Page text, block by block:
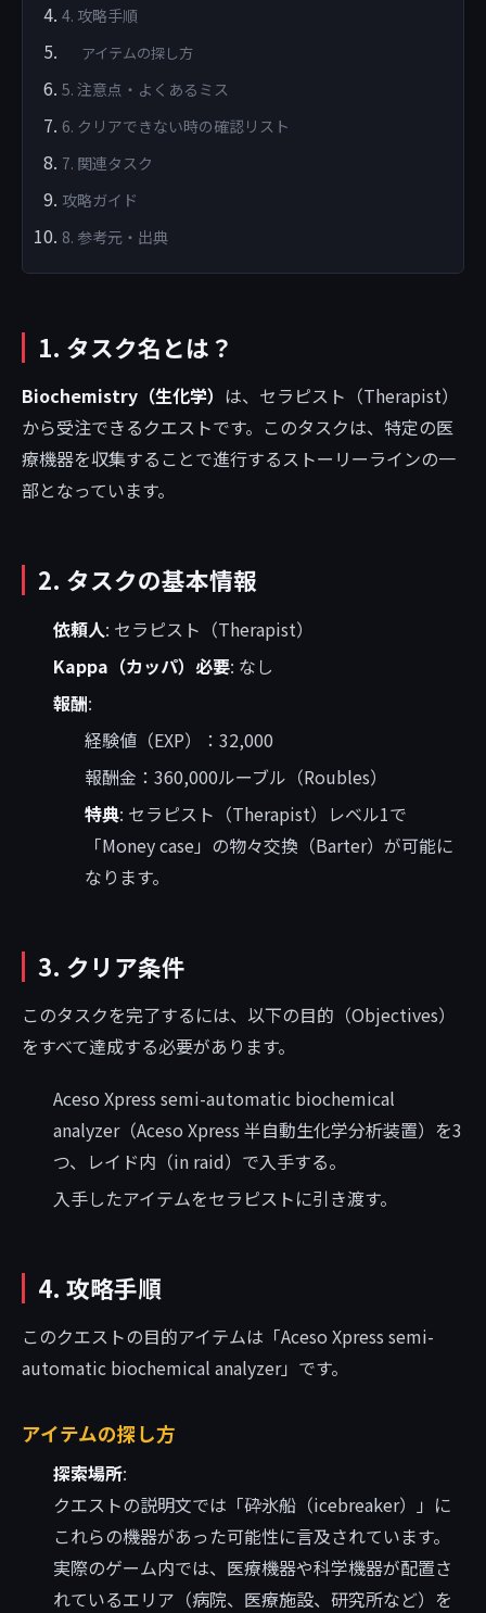
4. 攻略手順
アイテムの探し方
5. 注意点・よくあるミス
6. クリアできない時の確認リスト
7. 関連タスク
攻略ガイド
8. 参考元・出典
1. タスク名とは？
Biochemistry（生化学） は、セラピスト（Therapist）
から受注できるクエストです。このタスクは、特定の医
療機器を収集することで進行するストーリーラインの一
部となっています。
2. タスクの基本情報
依頼人: セラピスト（Therapist）
Kappa（カッパ）必要: なし
報酬:
経験値（EXP）：32,000
報酬金：360,000ルーブル（Roubles）
特典: セラピスト（Therapist）レベル1で
「Money case」の物々交換（Barter）が可能に
なります。
3. クリア条件
このタスクを完了するには、以下の目的（Objectives）
をすべて達成する必要があります。
Aceso Xpress semi-automatic biochemical
analyzer（Aceso Xpress 半自動生化学分析装置）を3
つ、レイド内（in raid）で入手する。
入手したアイテムをセラピストに引き渡す。
4. 攻略手順
このクエストの目的アイテムは「Aceso Xpress semi-
automatic biochemical analyzer」です。
アイテムの探し方
探索場所:
クエストの説明文では「砕氷船（icebreaker）」に
これらの機器があった可能性に言及されています。
実際のゲーム内では、医療機器や科学機器が配置さ
れているエリア（病院、医療施設、研究所など）を